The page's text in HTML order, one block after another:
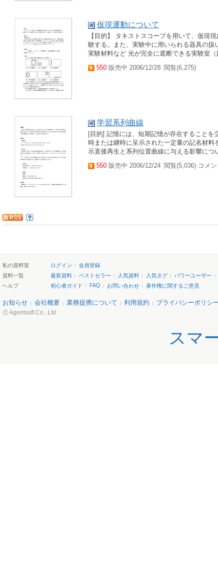
仮現運動について
【目的】 タキストスコープを用いて、仮現
験する。また、実験中に用いられる器具の
実験材料など 光が完全に遮断できる実験室
550 販売中 2006/12/28 閲覧(6,275)
学習系列曲線
[目的] 記憶には、短期記憶が存在すること
時または継時に呈示された一定量の記名材
示直後再生と系列位置曲線に与える影響に
550 販売中 2006/12/24 閲覧(5,036) コメ
私の資料室 ログイン
会員登録
資料一覧
最新資料 ベストセラー 人気資料 人気タグ
パワーユーザー
ヘルプ
初心者ガイド FAQ お問い合わせ 著作権に関するご意見
お知らせ 会社概要 業務提携について 利用規約 プライバシーポリシ
ⓒ Agentsoft Co., Ltd.
スマ